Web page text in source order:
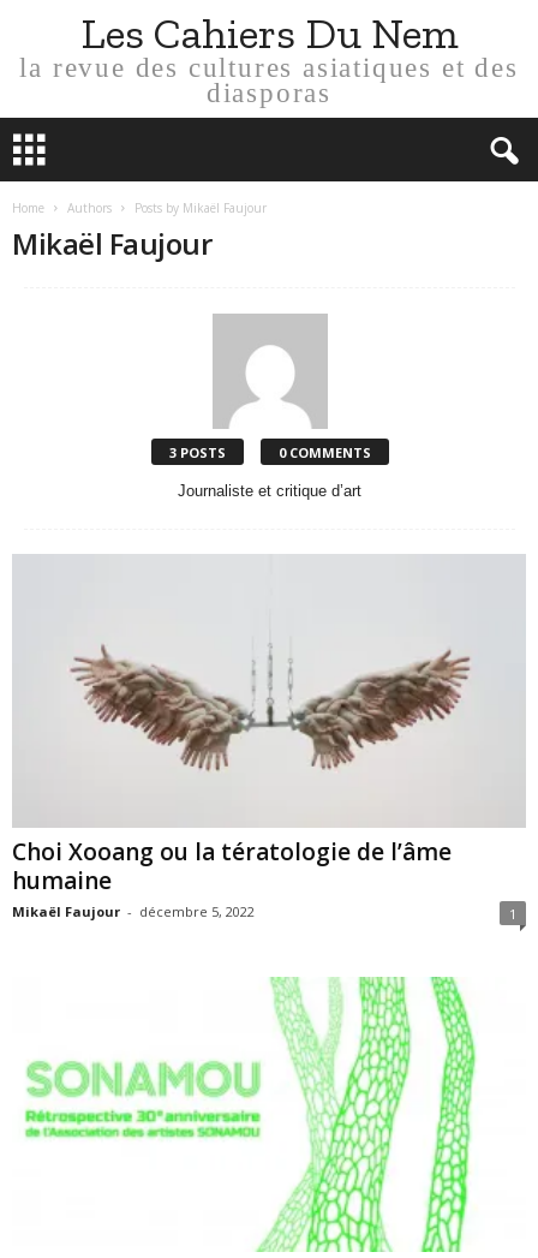
Les Cahiers Du Nem
la revue des cultures asiatiques et des
diasporas
Home Authors Posts by Mikaël Faujour
Mikaël Faujour
3 POSTS 0 COMMENTS
Journaliste et critique d’art
Choi Xooang ou la tératologie de l’âme
humaine
Mikaël Faujour - décembre 5, 2022 1